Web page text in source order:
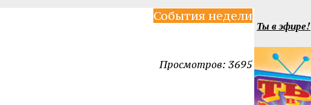
События недели
Просмотров: 3695
Ты в эфире!